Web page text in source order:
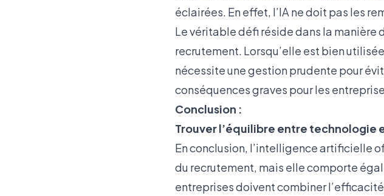
éclairées. En effet, l’IA ne doit pas les
Le véritable défi réside dans la manière
recrutement. Lorsqu’elle est bien
nécessite une gestion prudente pour
conséquences graves pour les
Conclusion :
Trouver l’équilibre entre technologie
En conclusion, l’intelligence artificielle
du recrutement, mais elle comporte
entreprises doivent combiner